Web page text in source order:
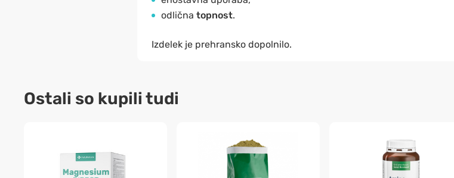
odlična topnost.
Izdelek je prehransko dopolnilo.
Ostali so kupili tudi